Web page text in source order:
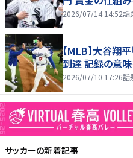
2026/07/14 14:52話
【MLB】大谷翔
到達 記録の意
2026/07/10 17:26話
サッカーの新着記事